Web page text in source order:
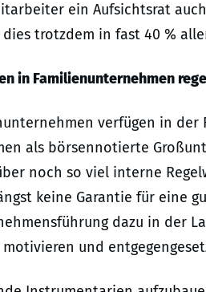
ein Aufsichtsrat
trotzdem in fast 40 %
in Familienunternehmen
verfügen in der
als börsennotierte
noch so viel interne
keine Garantie für eine
dazu in der
und